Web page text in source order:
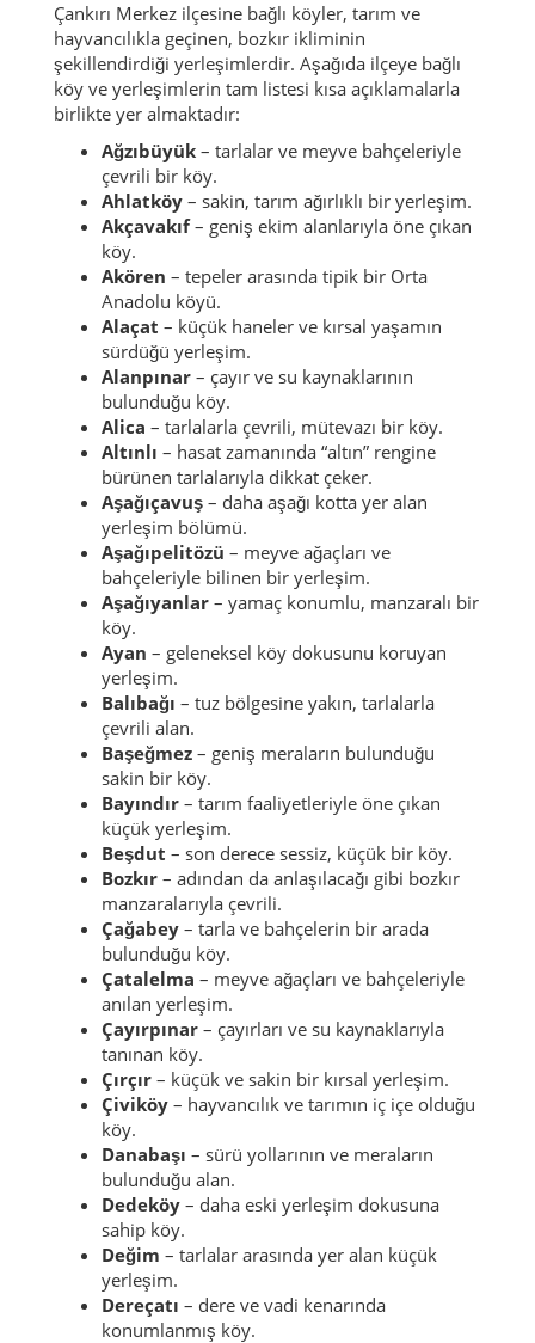
Çankırı Merkez ilçesine bağlı köyler, tarım ve
hayvancılıkla geçinen, bozkır ikliminin
şekillendirdiği yerleşimlerdir. Aşağıda ilçeye bağlı
köy ve yerleşimlerin tam listesi kısa açıklamalarla
birlikte yer almaktadır:
Ağzıbüyük – tarlalar ve meyve bahçeleriyle
çevrili bir köy.
Ahlatköy – sakin, tarım ağırlıklı bir yerleşim.
Akçavakıf– geniş ekim alanlarıyla öne çıkan
köy.
Akören – tepeler arasında tipik bir Orta
Anadolu köyü.
Alaçat – küçük haneler ve kırsal yaşamın
sürdüğü yerleşim.
Alanpınar – çayır ve su kaynaklarının
bulunduğu köy.
Alica – tarlalarla çevrili, mütevazı bir köy.
Altınlı – hasat zamanında “altın” rengine
bürünen tarlalarıyla dikkat çeker.
Aşağıçavuş – daha aşağı kotta yer alan
yerleşim bölümü.
Aşağıpelitözü – meyve ağaçları ve
bahçeleriyle bilinen bir yerleşim.
Aşağıyanlar – yamaç konumlu, manzaralı bir
köy.
Ayan – geleneksel köy dokusunu koruyan
yerleşim.
Balıbağı – tuz bölgesine yakın, tarlalarla
çevrili alan.
Başeğmez – geniş meraların bulunduğu
sakin bir köy.
Bayındır – tarım faaliyetleriyle öne çıkan
küçük yerleşim.
Beşdut – son derece sessiz, küçük bir köy.
Bozkır – adından da anlaşılacağı gibi bozkır
manzaralarıyla çevrili.
Çağabey – tarla ve bahçelerin bir arada
bulunduğu köy.
Çatalelma – meyve ağaçları ve bahçeleriyle
anılan yerleşim.
Çayırpınar – çayırları ve su kaynaklarıyla
tanınan köy.
Çırçır – küçük ve sakin bir kırsal yerleşim.
Çiviköy – hayvancılık ve tarımın iç içe olduğu
köy.
Danabaşı – sürü yollarının ve meraların
bulunduğu alan.
Dedeköy – daha eski yerleşim dokusuna
sahip köy.
Değim – tarlalar arasında yer alan küçük
yerleşim.
Dereçatı – dere ve vadi kenarında
konumlanmış köy.